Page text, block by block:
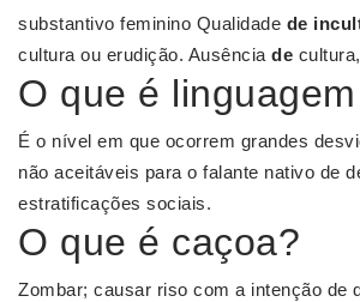
substantivo feminino Qualidade de
cultura ou erudição. Ausência de cultura,
O que é
É o nível em que ocorrem grandes
não aceitáveis para o falante nativo de
estratificações sociais.
O que é caçoa?
Zombar; causar riso com a intenção de